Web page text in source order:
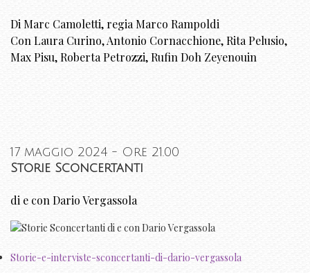
Di Marc Camoletti, regia Marco Rampoldi
Con Laura Curino, Antonio Cornacchione, Rita Pelusio,
Max Pisu, Roberta Petrozzi, Rufin Doh Zeyenouin
17 maggio 2024 - Ore 21.00
Storie Sconcertanti
di e con Dario Vergassola
Storie-e-interviste-sconcertanti-di-dario-vergassola